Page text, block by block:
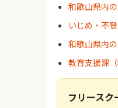
和歌山県内
いじめ・不
和歌山県内
教育支援課
フリースク